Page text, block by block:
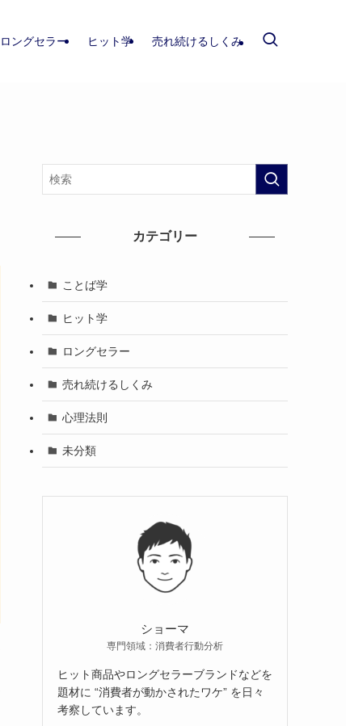
ロングセラー ヒット学 売れ続けるしくみ
カテゴリー
ことば学
ヒット学
ロングセラー
売れ続けるしくみ
心理法則
未分類
ショーマ
専門領域：消費者行動分析
ヒット商品やロングセラーブランドなどを
題材に “消費者が動かされたワケ” を日々
考察しています。